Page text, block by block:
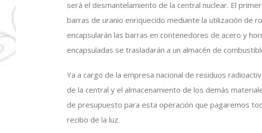
será el desmantelamiento de la central nuclear. El
barras de uranio enriquecido mediante la utilización de
encapsularán las barras en contenedores de acero y
encapsuladas se trasladarán a un almacén de
Ya a cargo de la empresa nacional de residuos
de la central y el almacenamiento de los demás
de presupuesto para esta operación que pagaremos
recibo de la luz.